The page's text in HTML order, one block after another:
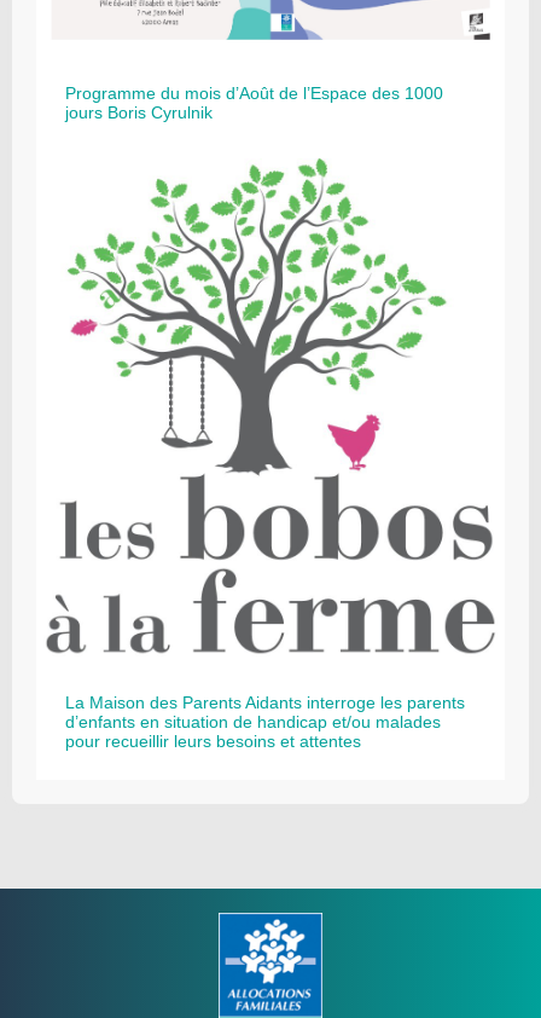
Programme du mois d’Août de l’Espace des 1000
jours Boris Cyrulnik
La Maison des Parents Aidants interroge les parents
d’enfants en situation de handicap et/ou malades
pour recueillir leurs besoins et attentes